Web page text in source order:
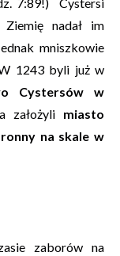
Ziemię nadał im
mniszkowie
1243 byli już w
Cystersów w
założyli miasto
na skale w
zaborów na